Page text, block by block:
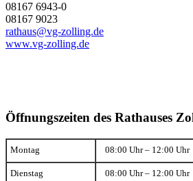
08167 6943-0
08167 9023
rathaus@vg-zolling.de
www.vg-zolling.de
Öffnungszeiten des Rathauses
Montag 08:00 Uhr – 12:00 Uhr
Dienstag 08:00 Uhr – 12:00 Uhr